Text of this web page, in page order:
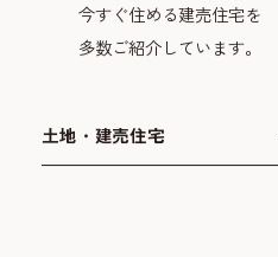
今すぐ住める建売住宅を
多数ご紹介しています。
土地・建売住宅